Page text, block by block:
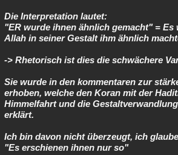
Die Interpretation lautet:
"ER wurde ihnen ähnlich gemacht" = Es
Allah in seiner Gestalt ihm ähnlich
-> Rhetorisch ist dies die schwächere
Sie wurde in den kommentaren zur
erhoben, welche den Koran mit der
Himmelfahrt und die
erklärt.
Ich bin davon nicht überzeugt, ich
"Es erschienen ihnen nur so"